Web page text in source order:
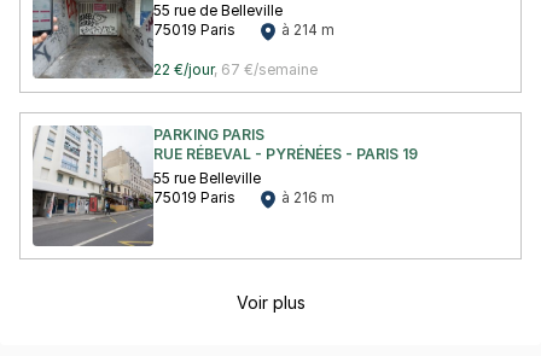
55 rue de Belleville
75019 Paris
à 214 m
22 €/jour, 67 €/semaine
PARKING PARIS
RUE RÉBEVAL - PYRÉNÉES - PARIS 19
55 rue Belleville
75019 Paris
à 216 m
Voir plus